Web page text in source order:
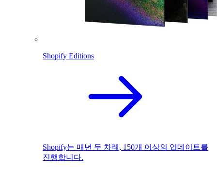
Shopify Editions
Shopify는 매년 두 차례, 150개 이상의 업데이트를
진행합니다.